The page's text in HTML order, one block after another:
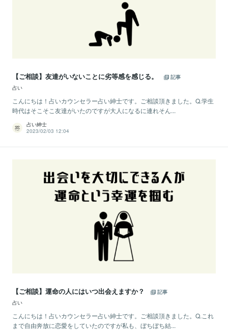
【ご相談】友達がいないことに劣等感を感じる。
記事
占い
こんにちは！占いカウンセラー占い紳士です。ご相談頂きました。Q.学生
時代はそこそこ友達がいたのですが大人になるに連れそん...
占い紳士
2023/02/03 12:04
【ご相談】運命の人にはいつ出会えますか？
記事
占い
こんにちは！占いカウンセラー占い紳士です。ご相談頂きました。Q.これ
まで自由奔放に恋愛をしていたのですが私も、ぼちぼち結...